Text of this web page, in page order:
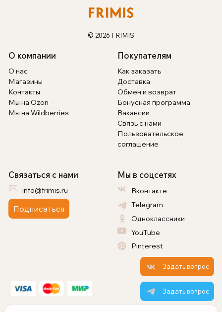
© 2026 FRIMIS
О компании
О нас
Магазины
Контакты
Мы на Ozon
Мы на Wildberries
Покупателям
Как заказать
Доставка
Обмен и возврат
Бонусная программа
Вакансии
Связь с нами
Пользовательское
соглашение
Связаться с нами
info@frimis.ru
Подписаться
Мы в соцсетях
Вконтакте
Telegram
Одноклассники
YouTube
Pinterest
Задать вопрос
Задать вопрос